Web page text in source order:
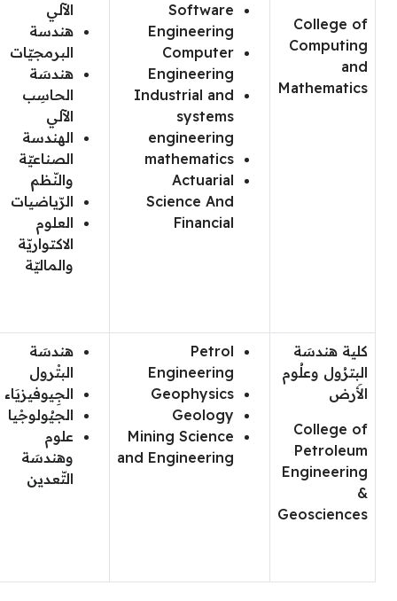
College of
Computing
and
Mathematics
Software
Engineering
Computer
Engineering
Industrial and
systems
engineering
mathematics
Actuarial
Science And
Financial
الآلي
هندسة
البرمجيّات
هندسَة
الحاسِب
الآلي
الهندسة
الصناعيّة
والنّظم
الرّياضيات
العلوم
الاكتواريّة
والماليّة
كلية هندسَة
البترُول وعلُوم
الأَرض
College of
Petroleum
Engineering
&
Geosciences
Petrol
Engineering
Geophysics
Geology
Mining Science
and Engineering
هندسَة
البتْرول
الجِيوفيزيَاء
الجيُولوجْيا
علوم
وهندسَة
التّعدين